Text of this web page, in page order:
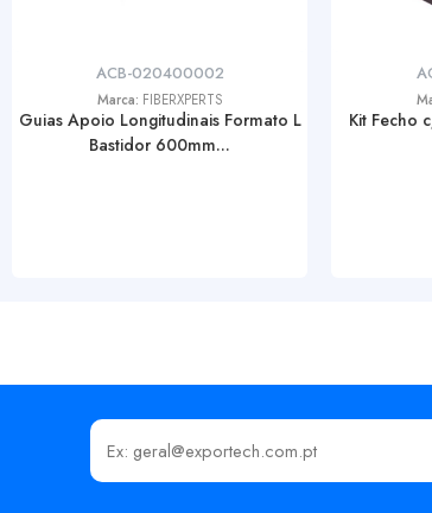
ACB-020400002
Marca: FIBERXPERTS
Guias Apoio Longitudinais Formato L
Bastidor 600mm...
Kit Fecho
Insira o seu email